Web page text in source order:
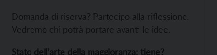
Domanda di riserva? Partecipo alla riflessione.
Vedremo chi potrà portare avanti le idee.
Stato dell’arte della maggioranza: tiene?